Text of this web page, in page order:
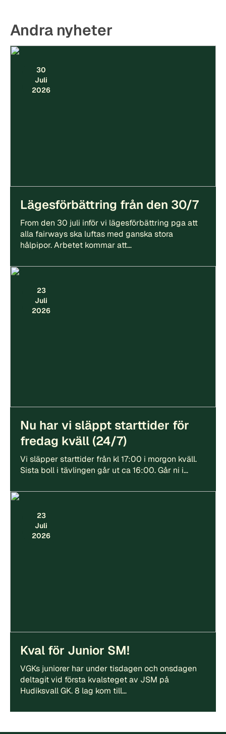
Andra nyheter
30
Juli
2026
Lägesförbättring från den 30/7
From den 30 juli inför vi lägesförbättring pga att
alla fairways ska luftas med ganska stora
hålpipor. Arbetet kommar att…
23
Juli
2026
Nu har vi släppt starttider för
fredag kväll (24/7)
Vi släpper starttider från kl 17:00 i morgon kväll.
Sista boll i tävlingen går ut ca 16:00. Går ni i…
23
Juli
2026
Kval för Junior SM!
VGKs juniorer har under tisdagen och onsdagen
deltagit vid första kvalsteget av JSM på
Hudiksvall GK. 8 lag kom till…